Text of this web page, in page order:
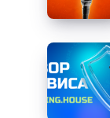
почему
рынок
все
Обзор
сервиса